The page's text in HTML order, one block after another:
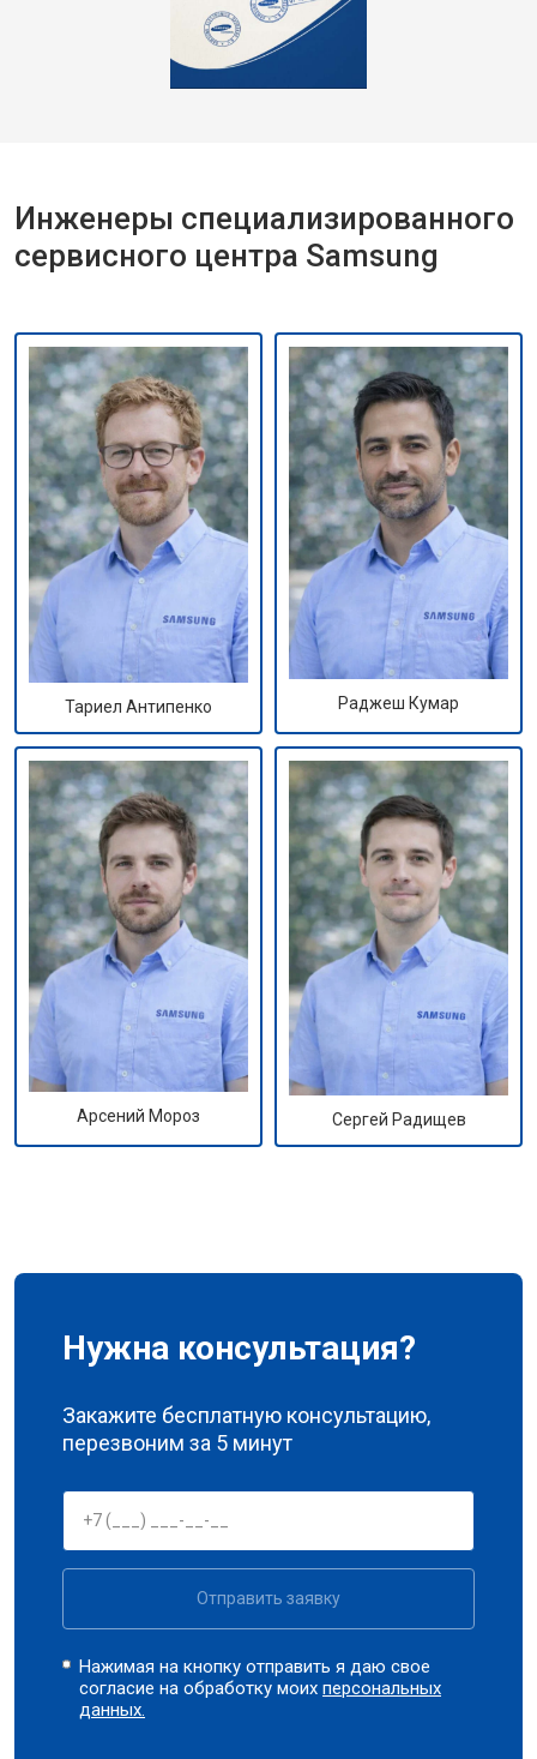
Инженеры специализированного
сервисного центра Samsung
Тариел Антипенко Раджеш Кумар
Арсений Мороз Сергей Радищев
Нужна консультация?
Закажите бесплатную консультацию,
перезвоним за 5 минут
Отправить заявку
Нажимая на кнопку отправить я даю свое
согласие на обработку моихперсональных
данных.